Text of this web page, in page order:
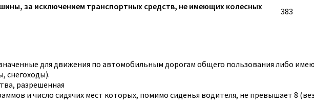
за исключением транспортных средств, не имеющих колесных
383
для движения по автомобильным дорогам общего пользования либо
снегоходы).
разрешенная
и число сидячих мест которых, помимо сиденья водителя, не превышает 8